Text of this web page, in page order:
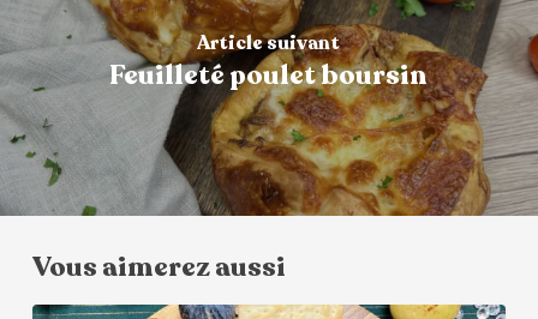
Article suivant
Feuilleté poulet boursin
Vous aimerez aussi